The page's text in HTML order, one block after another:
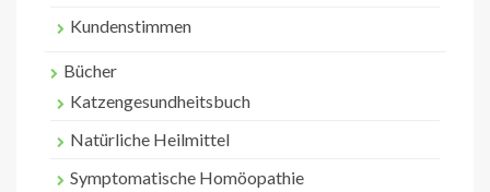
Kundenstimmen
Bücher
Katzengesundheitsbuch
Natürliche Heilmittel
Symptomatische Homöopathie